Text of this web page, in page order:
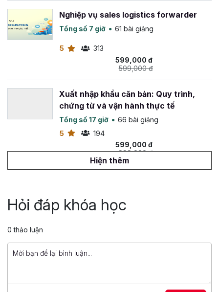
những thành tích đáng kể.Nghiệp vụ sales logistics forwarder
Tổng số 7 giờ 61 bài giảng
5
313
599,000 đ
599,000 đ
Xuất nhập khẩu căn bản: Quy trình,
chứng từ và vận hành thực tế
Tổng số 17 giờ
66 bài giảng
5
194
599,000 đ
999,000 đ
Tổng số 2 giờ
2 bài giảng
Hiện thêm
Hỏi đáp khóa học
0 thảo luận